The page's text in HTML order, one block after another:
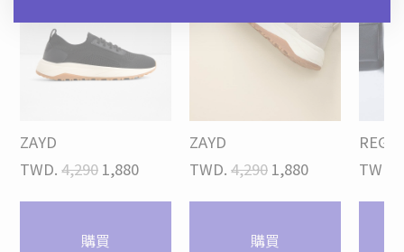
ZAYD
TWD. 4,290 1,880
購買
ZAYD
TWD. 4,290 1,880
購買
TWD.